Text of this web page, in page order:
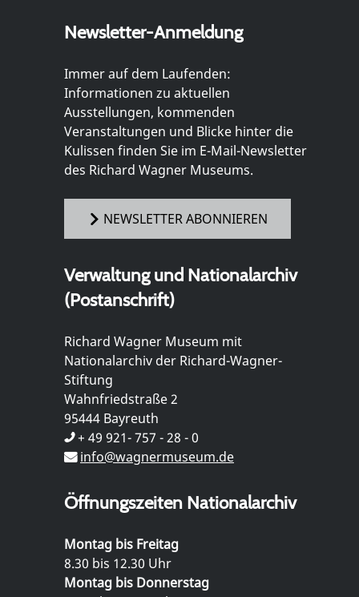
Newsletter-Anmeldung
Immer auf dem Laufenden:
Informationen zu aktuellen
Ausstellungen, kommenden
Veranstaltungen und Blicke hinter die
Kulissen finden Sie im E-Mail-Newsletter
des Richard Wagner Museums.
NEWSLETTER ABONNIEREN
Verwaltung und Nationalarchiv
(Postanschrift)
Richard Wagner Museum mit
Nationalarchiv der Richard-Wagner-
Stiftung
Wahnfriedstraße 2
95444 Bayreuth
+ 49 921- 757 - 28 - 0
info@wagnermuseum.de
Öffnungszeiten Nationalarchiv
Montag bis Freitag
8.30 bis 12.30 Uhr
Montag bis Donnerstag